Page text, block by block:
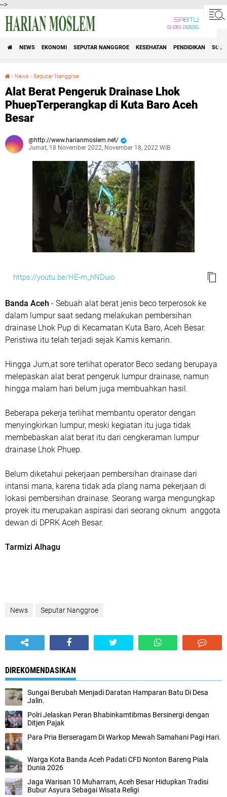
-->
SABTU
8 08 2026
NEWS EKONOMI SEPUTAR NANGGROE KESEHATAN PENDIDIKAN
› News › Seputar Nanggroe
Alat Berat Pengeruk Drainase Lhok
PhuepTerperangkap di Kuta Baro Aceh
Besar
http://www.harianmoslem.net/
Jumat, 18 November 2022, November 18, 2022 WIB
https://youtu.be/HE-m_hNDuio
Banda Aceh - Sebuah alat berat jenis beco terperosok ke
dalam lumpur saat sedang melakukan pembersihan
drainase Lhok Pup di Kecamatan Kuta Baro, Aceh Besar.
Peristiwa itu telah terjadi sejak Kamis kemarin.
Hingga Jum,at sore terlihat operator Beco sedang berupaya
melepaskan alat berat pengeruk lumpur drainase, namun
hingga malam hari belum juga membuahkan hasil.
Beberapa pekerja terlihat membantu operator dengan
menyingkirkan lumpur, meski kegiatan itu juga tidak
membebaskan alat berat itu dari cengkeraman lumpur
drainase Lhok Phuep.
Belum diketahui pekerjaan pembersihan drainase dari
intansi mana, karena tidak ada plang nama pekerjaan di
lokasi pembersihan drainase. Seorang warga mengungkap
proyek itu merupakan aspirasi dari seorang oknum anggota
dewan di DPRK Aceh Besar.
Tarmizi Alhagu
News Seputar Nanggroe
DIREKOMENDASIKAN
Sungai Berubah Menjadi Daratan Hamparan Batu Di Desa
Jalin.
Polri Jelaskan Peran Bhabinkamtibmas Bersinergi dengan
Ditjen Pajak
Para Pria Berseragam Di Warkop Mewah Samahani Pagi Hari.
Warga Kota Banda Aceh Padati CFD Nonton Bareng Piala
Dunia 2026
Jaga Warisan 10 Muharram, Aceh Besar Hidupkan Tradisi
Bubur Asyura Sebagai Wisata Religi